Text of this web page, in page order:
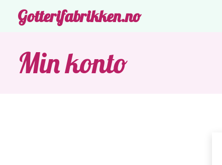
Gotterifabrikken.no
Min konto